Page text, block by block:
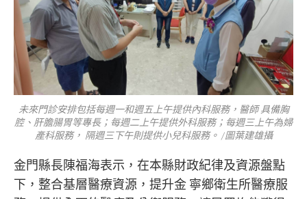
未來門診安排包括每週一和週五上午提供內科服務，醫師 具備胸
腔、肝膽腸胃等專長；每週二上午提供外科服務；每週三上午為婦
產科服務， 隔週三下午則提供小兒科服務。 /圖葉建雄攝
金門縣長陳福海表示，在本縣財政紀律及資源盤點
下，整合基層醫療資源，提升金 寧鄉衛生所醫療服